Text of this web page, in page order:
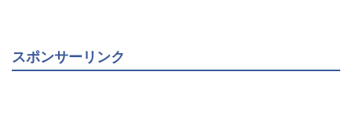
スポンサーリンク